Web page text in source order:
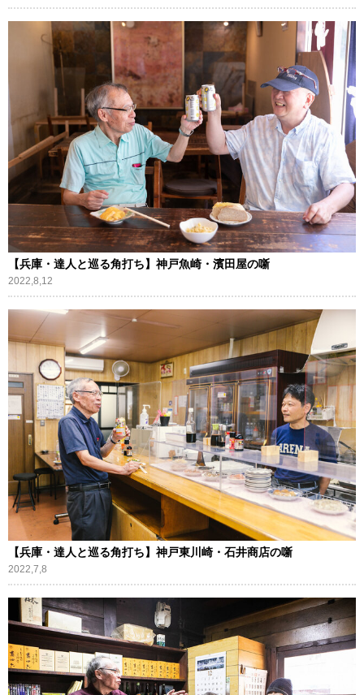
【兵庫・達人と巡る角打ち】神戸魚崎・濱田屋の噺
2022,8,12
【兵庫・達人と巡る角打ち】神戸東川崎・石井商店の噺
2022,7,8